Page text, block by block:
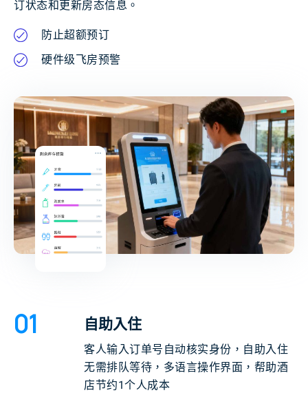
订状态和更新房态信息。
防止超额预订
硬件级飞房预警
01 自助入住
客人输入订单号自动核实身份，自助入住
无需排队等待，多语言操作界面，帮助酒
店节约1个人成本